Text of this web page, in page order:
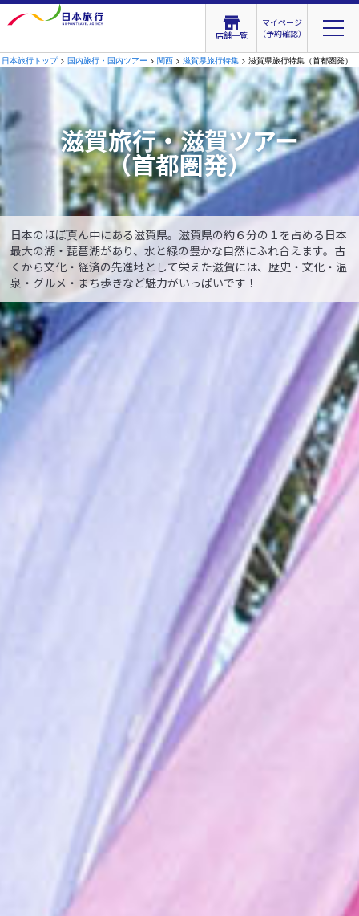
店舗一覧
マイページ
（予約確認）
日本旅行トップ> 国内旅行・国内ツアー > 関西 > 滋賀県旅行特集 > 滋賀県旅行特集（首都圏発）
滋賀旅行・滋賀ツアー
（首都圏発）
日本のほぼ真ん中にある滋賀県。滋賀県の約６分の１を占める日本
最大の湖・琵琶湖があり、水と緑の豊かな自然にふれ合えます。古
くから文化・経済の先進地として栄えた滋賀には、歴史・文化・温
泉・グルメ・まち歩きなど魅力がいっぱいです！